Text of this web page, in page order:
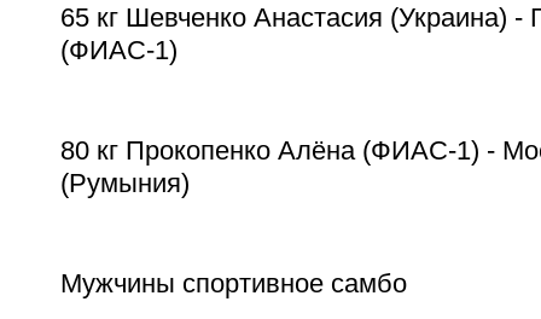
65 кг Шевченко Анастасия (Украина) -
(ФИАС-1)
80 кг Прокопенко Алёна (ФИАС-1) -
(Румыния)
Мужчины спортивное самбо